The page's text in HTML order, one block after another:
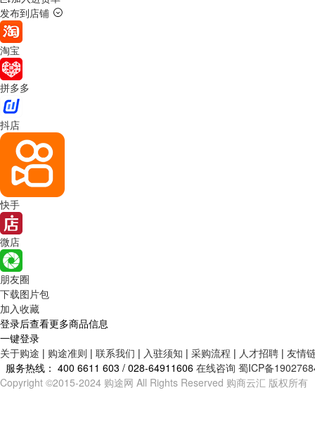
发布到店铺
淘宝
拼多多
抖店
快手
微店
朋友圈
下载图片包
加入收藏
登录后查看更多商品信息
一键登录
关于购途 | 购途准则 | 联系我们 | 入驻须知 | 采购流程 | 人才招聘 | 友情
服务热线： 400 6611 603 / 028-64911606 在线咨询 蜀ICP备
Copyright ©2015-2024 购途网 All Rights Reserved 购商云汇 版权所有